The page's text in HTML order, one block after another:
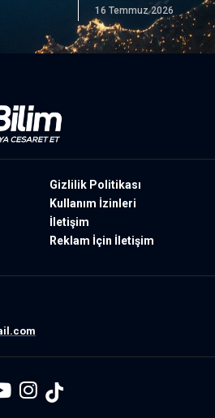
16 Temmuz 2026
Gizlilik Politikası
Kullanım İzinleri
İletişim
Reklam İçin İletişim